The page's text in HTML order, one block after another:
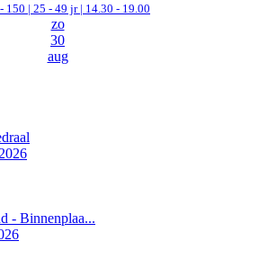
150 | 25 - 49 jr | 14.30 - 19.00
zo
30
aug
- Binnenplaa...